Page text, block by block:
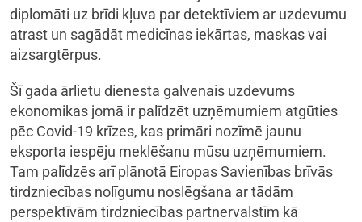
diplomāti uz brīdi kļuva par detektīviem ar uzdevumu
atrast un sagādāt medicīnas iekārtas, maskas vai
aizsargtērpus.
Šī gada ārlietu dienesta galvenais uzdevums
ekonomikas jomā ir palīdzēt uzņēmumiem atgūties
pēc Covid-19 krīzes, kas primāri nozīmē jaunu
eksporta iespēju meklēšanu mūsu uzņēmumiem.
Tam palīdzēs arī plānotā Eiropas Savienības brīvās
tirdzniecības nolīgumu noslēgšana ar tādām
perspektīvām tirdzniecības partnervalstīm kā